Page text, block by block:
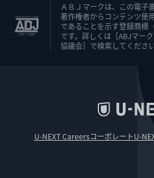
ＡＢＪマークは、この電子
著作権者からコンテンツ使
であることを示す登録商標
です。詳しくは［ABJマー
協議会］で検索してください
U-NEXT CareersコーポレートU-